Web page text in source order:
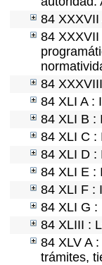
84
84
84
84 XLI A :
84 XLI B :
84 XLI C :
84 XLI D :
84 XLI E :
84 XLI F :
84 XLI G :
84 XLIII :
84 XLV A
trámites,